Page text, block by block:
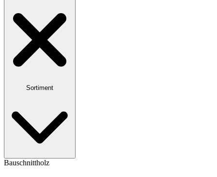
Sortiment
Bauschnittholz